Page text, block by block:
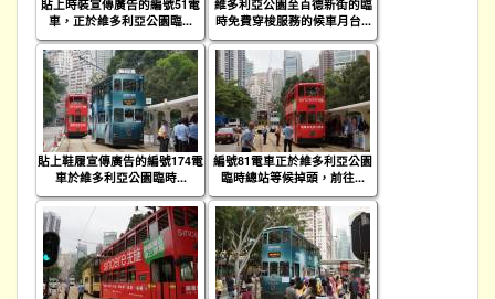
貼上時裝宣傳廣告的編號51電
車，正於維多利亞公園臨...
維多利亞公園至百德新街的臨
時免費穿梭服務的候車月台...
貼上鞋履宣傳廣告的編號174電
車於維多利亞公園臨時...
編號81電車正於維多利亞公園
臨時總站等候掉頭，前往...